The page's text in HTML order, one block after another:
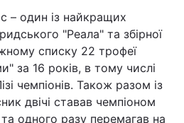
– один із найкращих
"Реала" та збірної
списку 22 трофеї
за 16 років, в тому числі
чемпіонів. Також разом із
двічі ставав чемпіоном
одного разу перемагав на